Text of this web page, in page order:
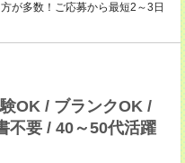
が多数！ご応募から最短2～3日
OK / ブランクOK /
不要 / 40～50代活躍